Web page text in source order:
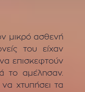
μικρό ασθενή
του είχαν
επισκεφτούν
το αμέλησαν.
χτυπήσει τα